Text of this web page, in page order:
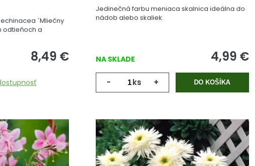
echinacea ´Mliečny
odtieňoch a
8,49 €
Jedinečná farbu meniaca skalnica ideálna do
nádob alebo skaliek.
NA SKLADE 4,99 €
- ks + DO KOŠÍKA